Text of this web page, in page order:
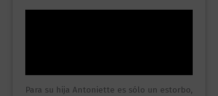
Para su hija Antoniette es sólo un estorbo,